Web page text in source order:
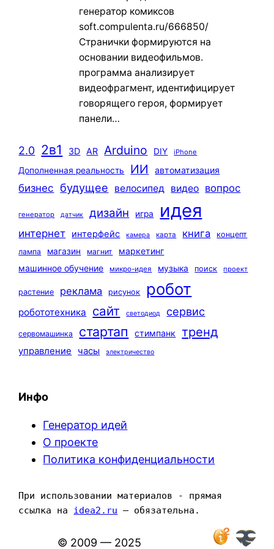
генератор комиксов
soft.compulenta.ru/666850/
Странички формируются на
основании видеофильмов.
программа анализирует
видеофрагмент, идентифицирует
говорящего героя, формирует
панели…
2.0 2в1 3D AR Arduino DIY iPhone
Дополненная реальность ИИ автоматизация
бизнес будущее велосипед видео вопрос
генератор датчик дизайн игра идея
интернет интерфейс камера карта книга
концепт
лампа
магазин магнит
маркетинг
машинное обучение
микро-идея музыка поиск проект
растение реклама рисунок робот
робототехника сайт светодиод сервис
сервомашинка стартап стимпанк тренд
управление часы электричество
Инфо
Генератор идей
О проекте
Политика конфиденциальности
При использовании материалов - прямая
ссылка на idea2.ru — обязательна.
© 2009 — 2025